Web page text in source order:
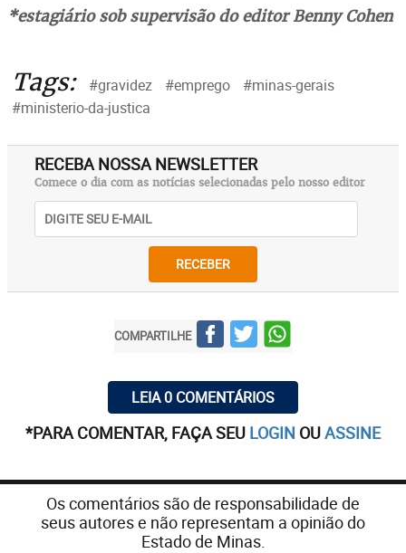
*estagiário sob supervisão do editor Benny Cohen
Tags: #gravidez #emprego
#minas-gerais
#ministerio-da-justica
RECEBA NOSSA NEWSLETTER
Comece o dia com as notícias selecionadas pelo nosso editor
RECEBER
COMPARTILHE
LEIA 0 COMENTÁRIOS
*PARA COMENTAR, FAÇA SEU LOGIN OUASSINE
Os comentários são de responsabilidade de
seus autores e não representam a opinião do
Estado de Minas.